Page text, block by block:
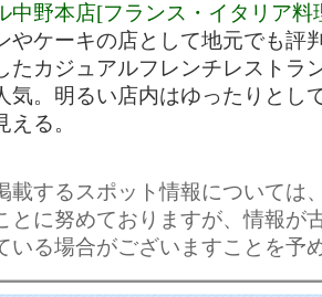
中野本店[フランス・イタリア料
やケーキの店として地元でも評
たカジュアルフレンチレストラ
気。明るい店内はゆったりとし
える。
載するスポット情報については
とに努めておりますが、情報が
いる場合がございますことを予